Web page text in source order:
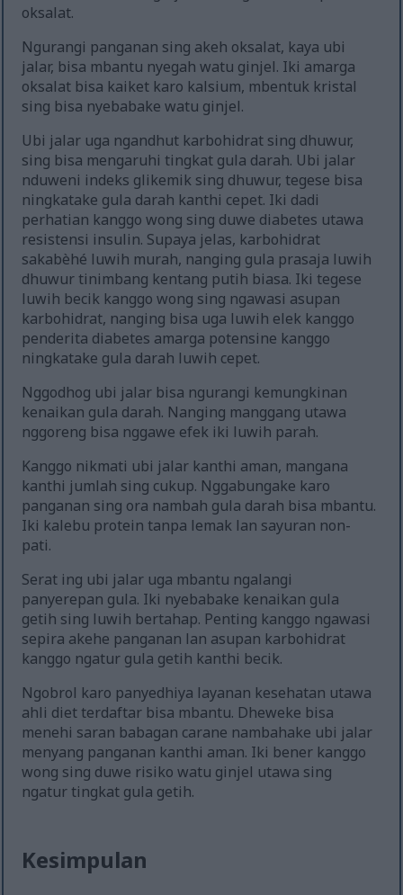
oksalat.
Ngurangi panganan sing akeh oksalat, kaya ubi
jalar, bisa mbantu nyegah watu ginjel. Iki amarga
oksalat bisa kaiket karo kalsium, mbentuk kristal
sing bisa nyebabake watu ginjel.
Ubi jalar uga ngandhut karbohidrat sing dhuwur,
sing bisa mengaruhi tingkat gula darah. Ubi jalar
nduweni indeks glikemik sing dhuwur, tegese bisa
ningkatake gula darah kanthi cepet. Iki dadi
perhatian kanggo wong sing duwe diabetes utawa
resistensi insulin. Supaya jelas, karbohidrat
sakabèhé luwih murah, nanging gula prasaja luwih
dhuwur tinimbang kentang putih biasa. Iki tegese
luwih becik kanggo wong sing ngawasi asupan
karbohidrat, nanging bisa uga luwih elek kanggo
penderita diabetes amarga potensine kanggo
ningkatake gula darah luwih cepet.
Nggodhog ubi jalar bisa ngurangi kemungkinan
kenaikan gula darah. Nanging manggang utawa
nggoreng bisa nggawe efek iki luwih parah.
Kanggo nikmati ubi jalar kanthi aman, mangana
kanthi jumlah sing cukup. Nggabungake karo
panganan sing ora nambah gula darah bisa mbantu.
Iki kalebu protein tanpa lemak lan sayuran non-
pati.
Serat ing ubi jalar uga mbantu ngalangi
panyerepan gula. Iki nyebabake kenaikan gula
getih sing luwih bertahap. Penting kanggo ngawasi
sepira akehe panganan lan asupan karbohidrat
kanggo ngatur gula getih kanthi becik.
Ngobrol karo panyedhiya layanan kesehatan utawa
ahli diet terdaftar bisa mbantu. Dheweke bisa
menehi saran babagan carane nambahake ubi jalar
menyang panganan kanthi aman. Iki bener kanggo
wong sing duwe risiko watu ginjel utawa sing
ngatur tingkat gula getih.
Kesimpulan